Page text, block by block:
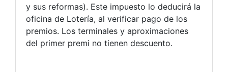
y sus reformas). Este impuesto lo deducirá la
oficina de Lotería, al verificar pago de los
premios. Los terminales y aproximaciones
del primer premi no tienen descuento.